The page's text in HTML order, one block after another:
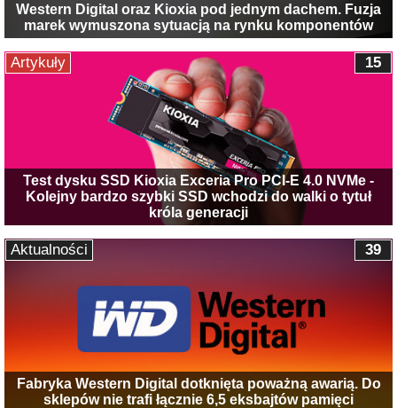
Western Digital oraz Kioxia pod jednym dachem. Fuzja
marek wymuszona sytuacją na rynku komponentów
Test dysku SSD Kioxia Exceria Pro PCI-E 4.0 NVMe -
Kolejny bardzo szybki SSD wchodzi do walki o tytuł
króla generacji
15
Artykuły
Fabryka Western Digital dotknięta poważną awarią. Do
sklepów nie trafi łącznie 6,5 eksbajtów pamięci
39
Aktualności